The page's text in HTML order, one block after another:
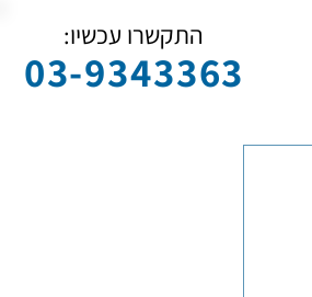
03-9343363
התקשרו עכשיו: